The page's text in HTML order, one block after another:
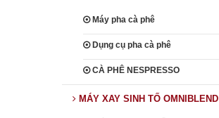
Máy pha cà phê
Dụng cụ pha cà phê
CÀ PHÊ NESPRESSO
MÁY XAY SINH TỐ OMNIBLEND